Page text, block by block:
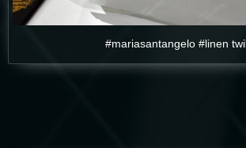
#mariasantangelo #linen twill